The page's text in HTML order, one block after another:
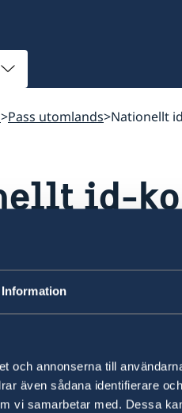
Information
och annonserna till
även sådana identifierare
vi samarbetar med. Dessa
Pass utomlands Nationellt
id-
pass eller
de flesta svenska